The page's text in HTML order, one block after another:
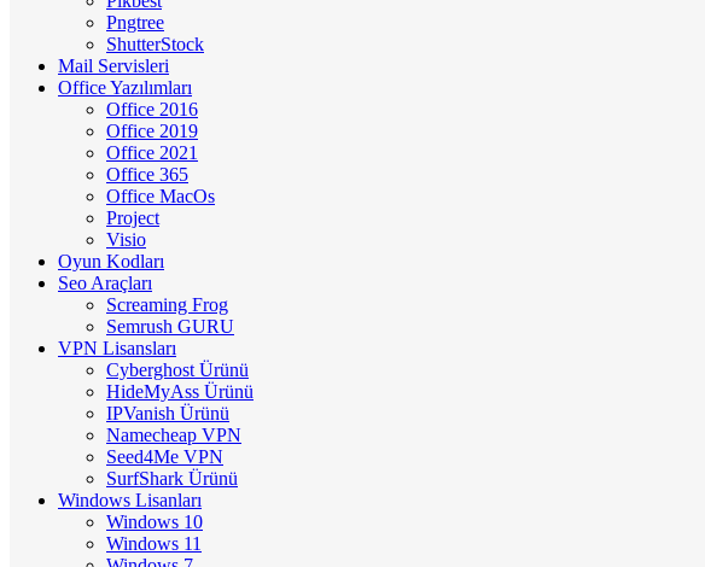
Pngtree
ShutterStock
Mail Servisleri
Office Yazılımları
Office 2016
Office 2019
Office 2021
Office 365
Office MacOs
Project
Visio
Oyun Kodları
Seo Araçları
Screaming Frog
Semrush GURU
VPN Lisansları
Cyberghost Ürünü
HideMyAss Ürünü
IPVanish Ürünü
Namecheap VPN
Seed4Me VPN
SurfShark Ürünü
Windows Lisanları
Windows 10
Windows 11